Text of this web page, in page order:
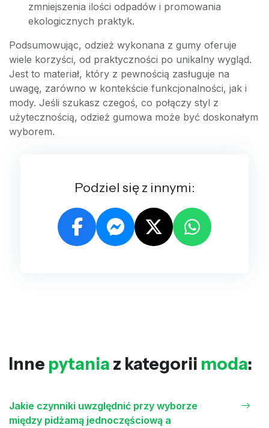
zmniejszenia ilości odpadów i promowania
ekologicznych praktyk.
Podsumowując, odzież wykonana z gumy oferuje
wiele korzyści, od praktyczności po unikalny wygląd.
Jest to materiał, który z pewnością zasługuje na
uwagę, zarówno w kontekście funkcjonalności, jak i
mody. Jeśli szukasz czegoś, co połączy styl z
użytecznością, odzież gumowa może być doskonałym
wyborem.
Podziel się z innymi:
Inne pytania z kategorii moda:
Jakie czynniki uwzględnić przy wyborze
między pidżamą jednoczęściową a